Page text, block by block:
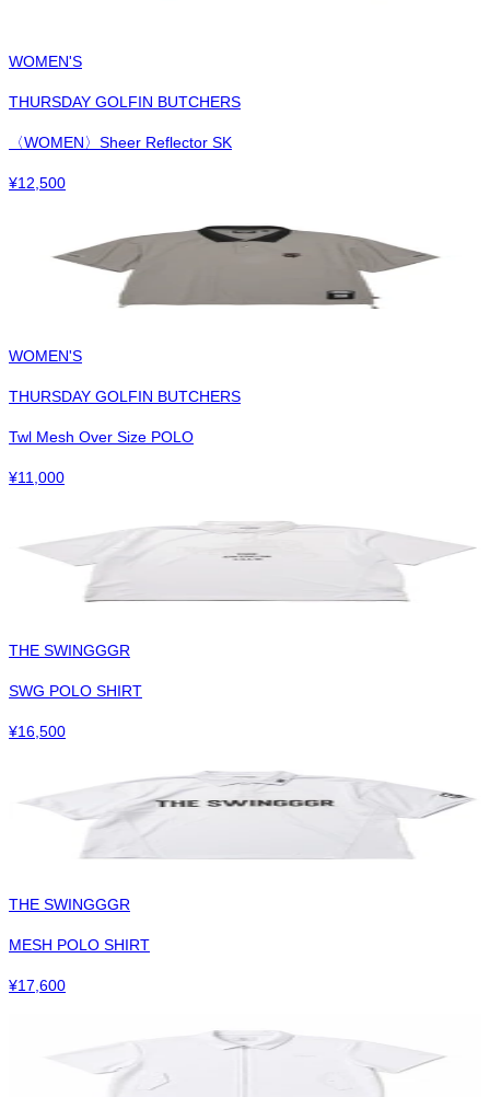
WOMEN'S
THURSDAY GOLFIN BUTCHERS
〈WOMEN〉Sheer Reflector SK
¥12,500
WOMEN'S
THURSDAY GOLFIN BUTCHERS
Twl Mesh Over Size POLO
¥11,000
THE SWINGGGR
SWG POLO SHIRT
¥16,500
THE SWINGGGR
MESH POLO SHIRT
¥17,600